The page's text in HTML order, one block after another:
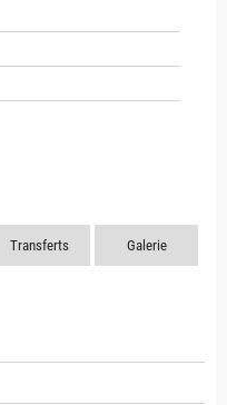
Transferts Galerie